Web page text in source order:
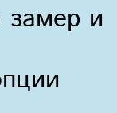
замер и